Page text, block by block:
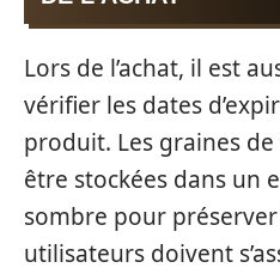
Lors de l’achat, il est
vérifier les dates
produit. Les graines
être stockées dans un
sombre pour
utilisateurs doivent